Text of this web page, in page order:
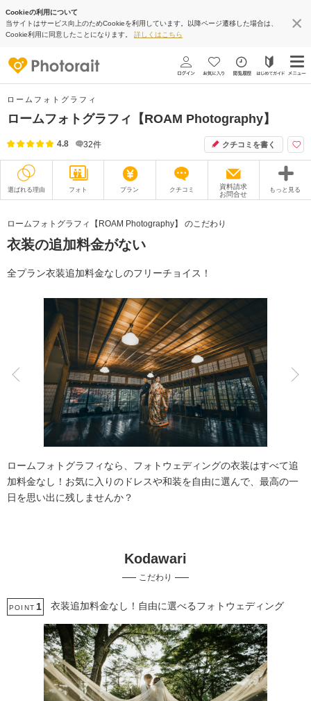
Cookieの利用について
当サイトはサービス向上のためCookieを利用しています。以降ページ遷移した場合は、
Cookie利用に同意したことになります。 詳しくはこちら
ロームフォトグラフィ
ロームフォトグラフィ【ROAM Photography】
4.8 32件 クチコミを書く
選ばれる理由 フォト プラン クチコミ
資料請求
お問合せ
もっと見る
衣装
オプション ブログ
アクセス/TEL スタジオトップ
こだわりポイント
スタジオでの撮影
神社・寺院での撮影
人気スポットでの撮影
国内出張撮影
ロームフォトグラフィ【ROAM Photography】 のこだわり
衣装の追加料金がない
全プラン衣装追加料金なしのフリーチョイス！
ロームフォトグラフィなら、フォトウェディングの衣装はすべて追
加料金なし！お気に入りのドレスや和装を自由に選んで、最高の一
日を思い出に残しませんか？
Kodawari
こだわり
POINT 1 衣装追加料金なし！自由に選べるフォトウェディング